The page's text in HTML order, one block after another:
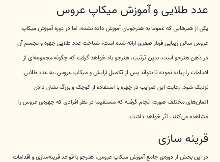
عدد طلایی و آموزش میکاپ عروس
یکی از هنرهایی که عموما به هنرجویان آموزش داده نشده، اما در دوره آموزش میکاپ
عروس سالن زیبایی فرناز صفری ارائه شده است، شناخت عدد طلایی چهره و تجسم آن
در ذهن هنرجو است. بدین ترتیب، هنرجو یاد خواهد گرفت که چگونه مجموعه‌ای از
اقدامات را پیاده نموده تا بتواند پس از تکمیل آرایش و میکاپ عروس، به عدد طلایی
نزدیک شود. رعایت این ضرایب در چهره با استفاده از کوچک و بزرگ نشان دادن
المان‌های مختلف صورت انجام گرفته که مستقیما در نظر افرادی که چهره‌ی عروس را
مشاهده می‌کنند، اثر خواهد داشت.
قرینه سازی
در این بخش از دوره‌ی جامع آموزش میکاپ عروس، هنرجو با قواعد قرینه‌سازی و اقدامات